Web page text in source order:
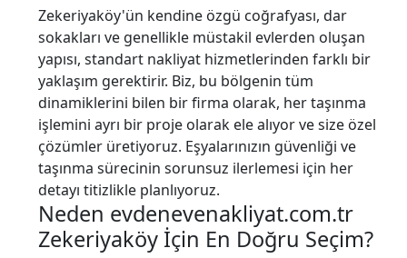
Zekeriyaköy'ün kendine özgü coğrafyası, dar
sokakları ve genellikle müstakil evlerden oluşan
yapısı, standart nakliyat hizmetlerinden farklı bir
yaklaşım gerektirir. Biz, bu bölgenin tüm
dinamiklerini bilen bir firma olarak, her taşınma
işlemini ayrı bir proje olarak ele alıyor ve size özel
çözümler üretiyoruz. Eşyalarınızın güvenliği ve
taşınma sürecinin sorunsuz ilerlemesi için her
detayı titizlikle planlıyoruz.
Neden evdenevenakliyat.com.tr
Zekeriyaköy İçin En Doğru Seçim?